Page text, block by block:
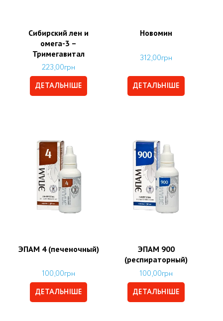
Сибирский лен и
омега-3 –
Тримегавитал
223,00грн
ДЕТАЛЬНІШЕ
Новомин
312,00грн
ДЕТАЛЬНІШЕ
ЭПАМ 4 (печеночный)
100,00грн
ДЕТАЛЬНІШЕ
ЭПАМ 900
(респираторный)
100,00грн
ДЕТАЛЬНІШЕ